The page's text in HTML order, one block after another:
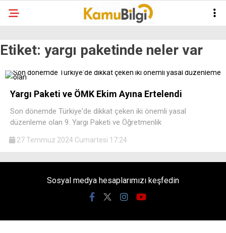
Etiket: yargı paketinde neler var
Yargı Paketi ve ÖMK Ekim Ayına Ertelendi
Son dönemde Türkiye'de dikkat çeken iki önemli yasal
düzenleme olan 9. Yargı Paketi ve Öğretmenlik
27 Temmuz 2024 Cumartesi 17:24
Sosyal medya hesaplarımızı keşfedin